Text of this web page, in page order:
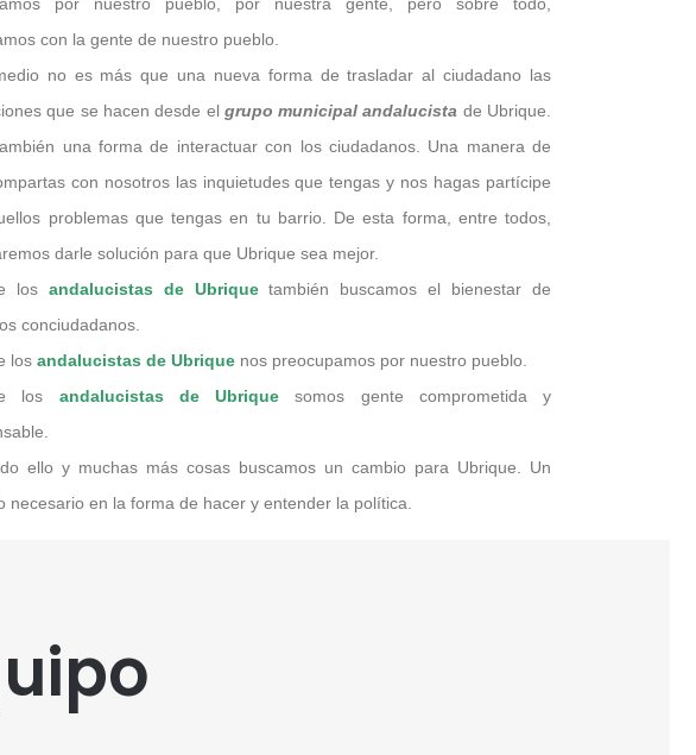
con la gente de nuestro pueblo.
no es más que una nueva forma de trasladar al ciudadano las
que se hacen desde el grupo municipal andalucista de Ubrique.
una forma de interactuar con los ciudadanos. Una manera de
con nosotros las inquietudes que tengas y nos hagas partícipe
problemas que tengas en tu barrio. De esta forma, entre todos,
darle solución para que Ubrique sea mejor.
los andalucistas de Ubriquetambién buscamos el bienestar de
conciudadanos.
los andalucistas de Ubrique nos preocupamos por nuestro pueblo.
los
andalucistas de Ubrique somos gente comprometida y
ello y muchas más cosas buscamos un cambio para Ubrique. Un
necesario en la forma de hacer y entender la política.